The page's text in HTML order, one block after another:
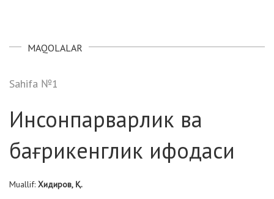
MAQOLALAR
Sahifa №1
Инсонпарварлик ва
бағрикенглик ифодаси
Muallif: Хидиров, Қ.